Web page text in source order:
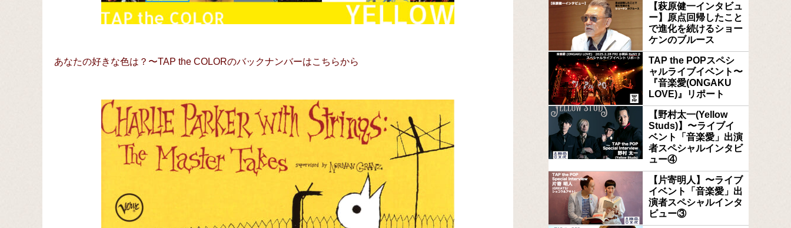
あなたの好きな色は？〜TAP the COLORのバックナンバーはこちらから
【萩原健一インタビュ
ー】原点回帰したこと
で進化を続けるショー
ケンのブルース
TAP the POPスペシ
ャルライブイベント〜
『音楽愛(ONGAKU
LOVE)』リポート
【野村太一(Yellow
Studs)】〜ライブイ
ベント「音楽愛」出演
者スペシャルインタビ
ュー④
【片寄明人】〜ライブ
イベント「音楽愛」出
演者スペシャルインタ
ビュー③